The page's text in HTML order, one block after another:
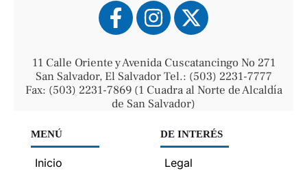
11 Calle Oriente y Avenida Cuscatancingo No 271
San Salvador, El Salvador Tel.: (503) 2231-7777
Fax: (503) 2231-7869 (1 Cuadra al Norte de Alcaldía
de San Salvador)
MENÚ
Inicio
DE INTERÉS
Legal